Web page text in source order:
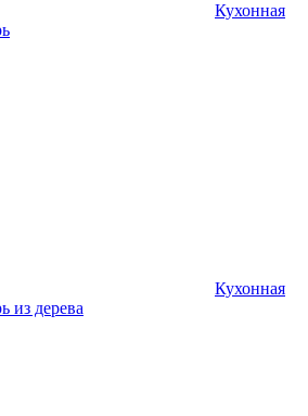
Кухонная
Кухонная
из дерева